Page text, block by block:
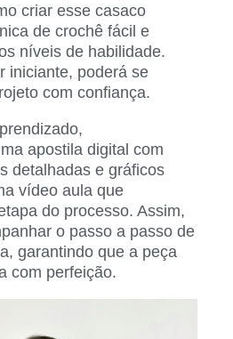
criar esse casaco
de crochê fácil e
níveis de habilidade.
iniciante, poderá se
com confiança.
apostila digital com
detalhadas e gráficos
vídeo aula que
do processo. Assim,
o passo a passo de
garantindo que a peça
com perfeição.